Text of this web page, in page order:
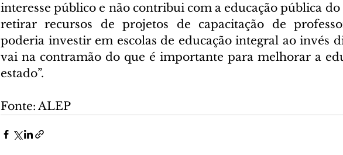
interesse público e não contribui com a educação pública do
retirar recursos de projetos de capacitação de
poderia investir em escolas de educação integral ao invés
vai na contramão do que é importante para melhorar a
estado”.
Fonte: ALEP